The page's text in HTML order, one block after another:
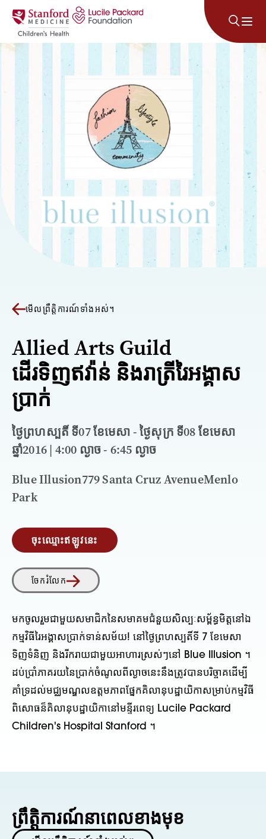
រំលងទៅមាតិកា
មើលព្រឹត្តិការណ៍ទាំងអស់។
Allied Arts Guild
ដើរទិញឥវ៉ាន់ និងរាត្រីរៃអង្គាស
ប្រាក់
ថ្ងៃព្រហស្បតិ៍ ទី07 ខែមេសា - ថ្ងៃសុក្រ ទី08 ខែមេសា
ឆ្នាំ2016 | 4:00 ល្ងាច - 6:45 ល្ងាច
Blue Illusion779 Santa Cruz AvenueMenlo
Park
ចុះឈ្មោះឥឡូវនេះ
ចែករំលែក
មកចូលរួមជាមួយសមាជិកនៃសមាគមជំនួយសិល្បៈសម្ព័ន្ធមិត្តនៅឯ
កម្មវិធីរៃអង្គាសប្រាក់ទាន់សម័យ! នៅថ្ងៃព្រហស្បតិ៍ទី 7 ខែមេសា
ទិញទំនិញ និងរីករាយជាមួយអាហារស្រស់ៗនៅ Blue Illusion ។
ដប់ប្រាំភាគរយនៃប្រាក់ចំណូលពីល្ងាចនេះនឹងត្រូវបានបរិច្ចាគដើម្បី
គាំទ្រដល់មជ្ឈមណ្ឌលឧត្តមភាពផ្នែកគិលានុបដ្ឋាយិកាសម្រាប់កម្មវិធី
ពិសោធន៏គិលានុបដ្ឋាយិកានៅមន្ទីរពេទ្យ Lucile Packard
Children's Hospital Stanford ។
ព្រឹត្តិការណ៍នាពេលខាងមុខ